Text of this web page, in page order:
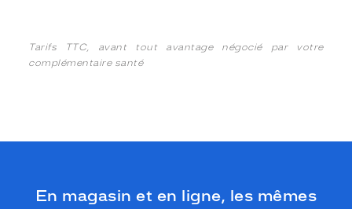
Tarifs TTC, avant tout avantage négocié par votre
complémentaire santé
En magasin et en ligne, les mêmes